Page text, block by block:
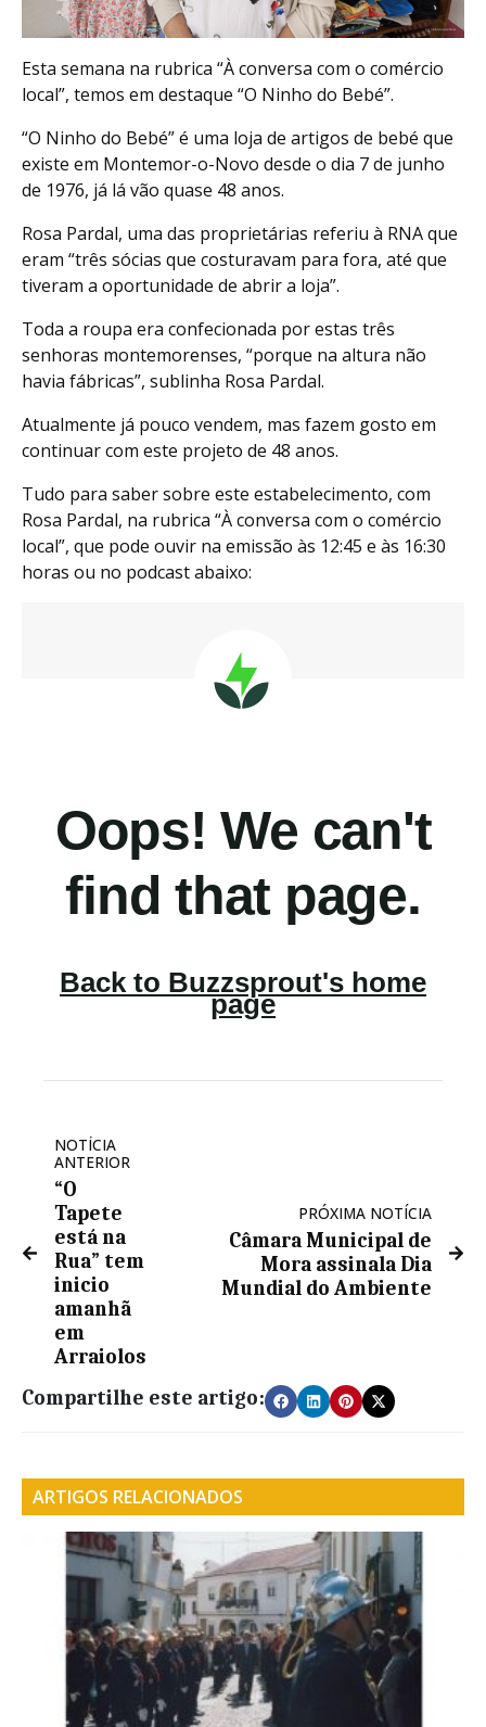
Esta semana na rubrica “À conversa com o comércio
local”, temos em destaque “O Ninho do Bebé”.
“O Ninho do Bebé” é uma loja de artigos de bebé que
existe em Montemor-o-Novo desde o dia 7 de junho
de 1976, já lá vão quase 48 anos.
Rosa Pardal, uma das proprietárias referiu à RNA que
eram “três sócias que costuravam para fora, até que
tiveram a oportunidade de abrir a loja”.
Toda a roupa era confecionada por estas três
senhoras montemorenses, “porque na altura não
havia fábricas”, sublinha Rosa Pardal.
Atualmente já pouco vendem, mas fazem gosto em
continuar com este projeto de 48 anos.
Tudo para saber sobre este estabelecimento, com
Rosa Pardal, na rubrica “À conversa com o comércio
local”, que pode ouvir na emissão às 12:45 e às 16:30
horas ou no podcast abaixo:
NOTÍCIA
ANTERIOR
“O
Tapete
está na
Rua” tem
inicio
amanhã
em
Arraiolos
PRÓXIMA NOTÍCIA
Câmara Municipal de
Mora assinala Dia
Mundial do Ambiente
Compartilhe este artigo:
ARTIGOS RELACIONADOS